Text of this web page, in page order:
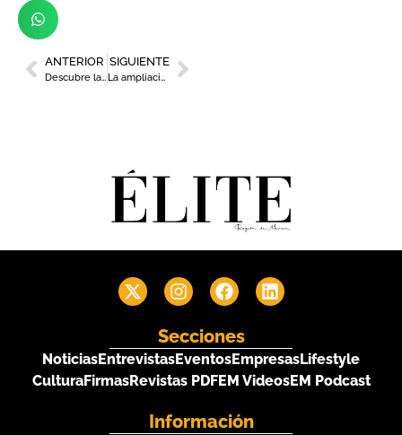
ANTERIOR
Descubre las más de 40 actividades de la programación de Matavendimia
SIGUIENTE
La ampliación del tranvía de Murcia hasta la estación del Carmen avanza con el encargo del anteproyecto
Secciones
NoticiasEntrevistasEventosEmpresasLifestyle
CulturaFirmasRevistas PDFEM VideosEM Podcast
Información